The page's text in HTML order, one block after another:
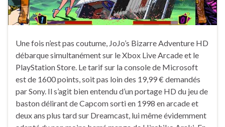
Une fois n’est pas coutume, JoJo’s Bizarre Adventure HD
débarque simultanément sur le Xbox Live Arcade et le
PlayStation Store. Le tarif sur la console de Microsoft
est de 1600 points, soit pas loin des 19,99 € demandés
par Sony. Il s’agit bien entendu d’un portage HD du jeu de
baston délirant de Capcom sorti en 1998 en arcade et
deux ans plus tard sur Dreamcast, lui même évidemment